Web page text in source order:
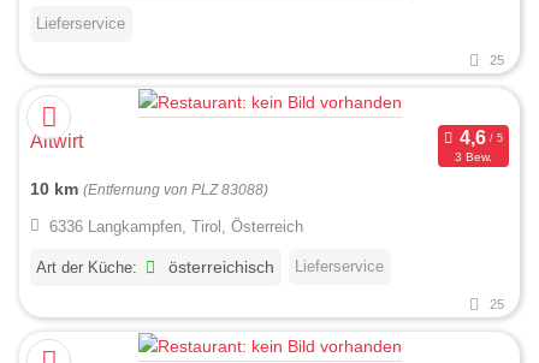
Lieferservice
25
Altwirt
3 Bew.
10 km (Entfernung von PLZ 83088)
6336 Langkampfen, Tirol, Österreich
Art der Küche: österreichisch Lieferservice
25